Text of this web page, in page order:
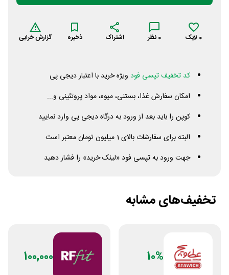
0 لایک 0 نظر اشتراک ذخیره گزارش خرابی
کد تخفیف تپسی فود ویژه خرید با اعتبار دیجی پی
امکان سفارش غذا، بستنی، میوه، مواد پروتئینی و...
کوپن را باید بعد از ورود به درگاه دیجی پی وارد نمایید
البته برای سفارشات بالای 1 میلیون تومان معتبر است
جهت ورود به تپسی فود «لینک خرید» را فشار دهید
تخفیف‌های مشابه
10%
100,000